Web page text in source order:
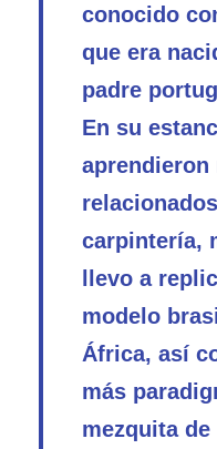
conocido
que era
padre
En su
carpintería,
llevo a
modelo
África, así
más
mezquita